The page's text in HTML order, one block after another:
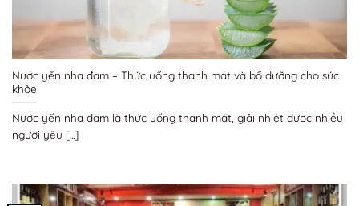
Nước yến nha đam – Thức uống thanh mát và bổ dưỡng cho sức
khỏe
Nước yến nha đam là thức uống thanh mát, giải nhiệt được nhiều
người yêu [...]